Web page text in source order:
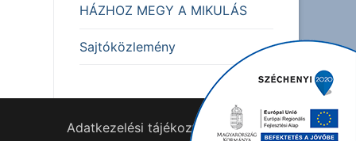
HÁZHOZ MEGY A MIKULÁS
Sajtóközlemény
Adatkezelési tájékoztató